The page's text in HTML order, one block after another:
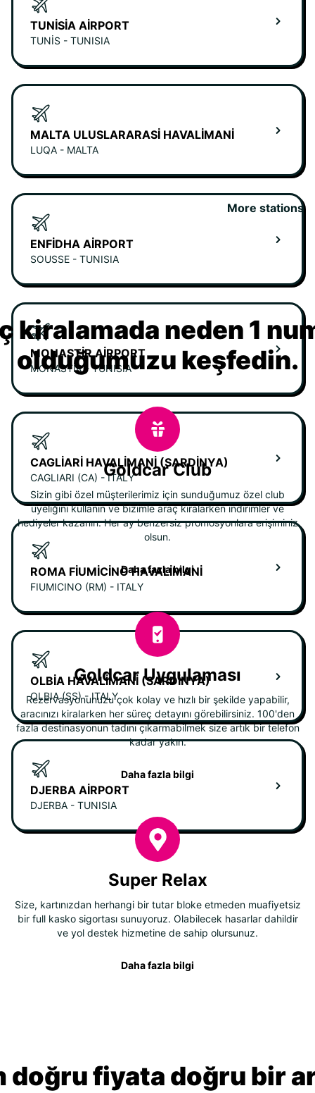
TUNISIA AIRPORT
TUNIS - TUNISIA
MALTA ULUSLARARASI HAVALIMANI
LUQA - MALTA
ENFIDHA AIRPORT
SOUSSE - TUNISIA
MONASTIR AIRPORT
MONASTIR - TUNISIA
CAGLIARI HAVALIMANI (SARDINYA)
CAGLIARI (CA) - ITALY
ROMA FIUMICINO HAVALIMANI
FIUMICINO (RM) - ITALY
OLBIA HAVALIMANI (SARDINYA)
OLBIA (SS) - ITALY
DJERBA AIRPORT
DJERBA - TUNISIA
More stations
kiralamada neden 1
olduğumuzu keşfedin.
Goldcar Club
Sizin gibi özel müşterilerimiz için sunduğumuz özel club
üyeliğini kullanın ve bizimle araç kiralarken indirimler ve
hediyeler kazanın. Her ay benzersiz promosyonlara erişiminiz
olsun.
Daha fazla bilgi
Goldcar Uygulaması
Rezervasyonunuzu çok kolay ve hızlı bir şekilde yapabilir,
aracınızı kiralarken her süreç detayını görebilirsiniz. 100'den
fazla destinasyonun tadını çıkarmabilmek size artık bir telefon
kadar yakın.
Daha fazla bilgi
Super Relax
Size, kartınızdan herhangi bir tutar bloke etmeden muafiyetsiz
bir full kasko sigortası sunuyoruz. Olabilecek hasarlar dahildir
ve yol destek hizmetine de sahip olursunuz.
Daha fazla bilgi
doğru fiyata doğru bir